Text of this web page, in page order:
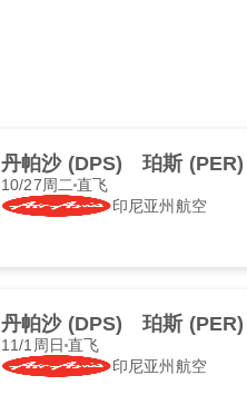
丹帕沙 (DPS) 珀斯 (PER)
10/27周二 直飞
印尼亚州航空
丹帕沙 (DPS) 珀斯 (PER)
11/1周日 直飞
印尼亚州航空